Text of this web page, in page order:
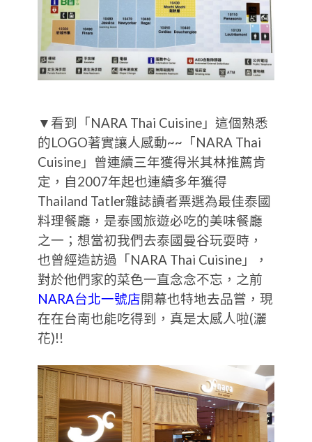
▼看到「NARA Thai Cuisine」這個熟悉
的LOGO著實讓人感動~~「NARA Thai
Cuisine」曾連續三年獲得米其林推薦肯
定，自2007年起也連續多年獲得
Thailand Tatler雜誌讀者票選為最佳泰國
料理餐廳，是泰國旅遊必吃的美味餐廳
之一；想當初我們去泰國曼谷玩耍時，
也曾經造訪過「NARA Thai Cuisine」，
對於他們家的菜色一直念念不忘，之前
NARA台北一號店開幕也特地去品嘗，現
在在台南也能吃得到，真是太感人啦(灑
花)!!